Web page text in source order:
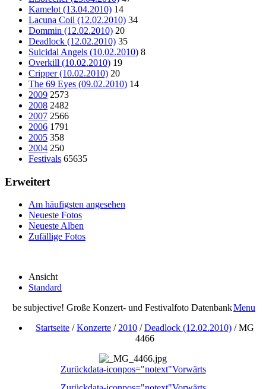
Kamelot (13.04.2010) 14
Lacuna Coil (12.02.2010) 34
Dommin (12.02.2010) 20
Deadlock (12.02.2010) 35
Suicidal Angels (10.02.2010) 8
Overkill (10.02.2010) 19
Cripper (10.02.2010) 20
The 69 Eyes (09.02.2010) 14
2009 2573
2008 2482
2007 2566
2006 1791
2005 358
2004 250
Festivals 65635
Erweitert
Am häufigsten angesehen
Neueste Fotos
Neueste Alben
Zufällige Fotos
Ansicht
Standard
be subjective! Große Konzert- und Festivalfoto DatenbankMenu
Startseite /Konzerte / 2010 /Deadlock (12.02.2010) /MG
4466
Zurückdata-iconpos="notext"Vorwärts